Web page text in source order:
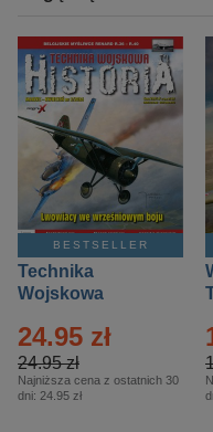
BESTSELLER
Technika
Wojskowa
– 2/2026
24.95 zł
24.95 zł
Najniższa cena z ostatnich 30
dni: 24.95 zł